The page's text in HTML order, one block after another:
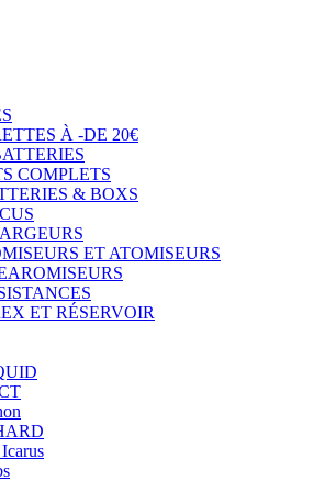
À -DE 20€
COMPLETS
& BOXS
ET ATOMISEURS
ET RÉSERVOIR